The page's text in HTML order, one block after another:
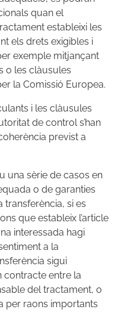
quan el
estableixi les
els drets exigibles i
exemple mitjançant
o les clàusules
la Comissió Europea.
i les clàusules
de control s’han
previst a
una sèrie de casos en
o de garanties
transferència, si es
que estableix l’article
interessada hagi
a la
sigui
contracte entre la
del tractament, o
per raons importants